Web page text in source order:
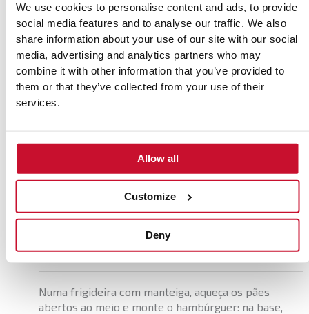
We use cookies to personalise content and ads, to provide
social media features and to analyse our traffic. We also
share information about your use of our site with our social
media, advertising and analytics partners who may
combine it with other information that you’ve provided to
them or that they’ve collected from your use of their
services.
Allow all
Customize
Deny
pimenta, a mostarda, as gemas e a farinha. Misture
tudo uniformemente e reserve no frigorífico por 10
minutos.
2
Prepare os cogumelos caramelizados salteando-os
numa panela com azeite e o açúcar amarelo. Quando
estiverem dourados, adicione o molho de soja a
3
Pré-aqueça o forno SteakMaster no modo de
hambúrguer, forme-os com 50gr de carne e pincele
Aqueça durante o tempo indicado, vire e continue a
cozinhar.
Numa frigideira com manteiga, aqueça os pães
abertos ao meio e monte o hambúrguer: na base,